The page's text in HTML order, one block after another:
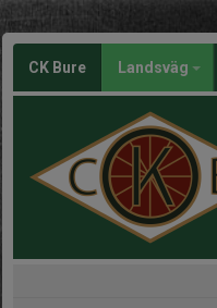
CK Bure Landsväg